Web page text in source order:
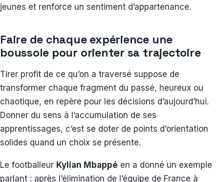
jeunes et renforce un sentiment d’appartenance.
Faire de chaque expérience une
boussole pour orienter sa trajectoire
Tirer profit de ce qu’on a traversé suppose de
transformer chaque fragment du passé, heureux ou
chaotique, en repère pour les décisions d’aujourd’hui.
Donner du sens à l’accumulation de ses
apprentissages, c’est se doter de points d’orientation
solides quand un choix se présente.
Le footballeur Kylian Mbappé en a donné un exemple
parlant : après l’élimination de l’équipe de France à